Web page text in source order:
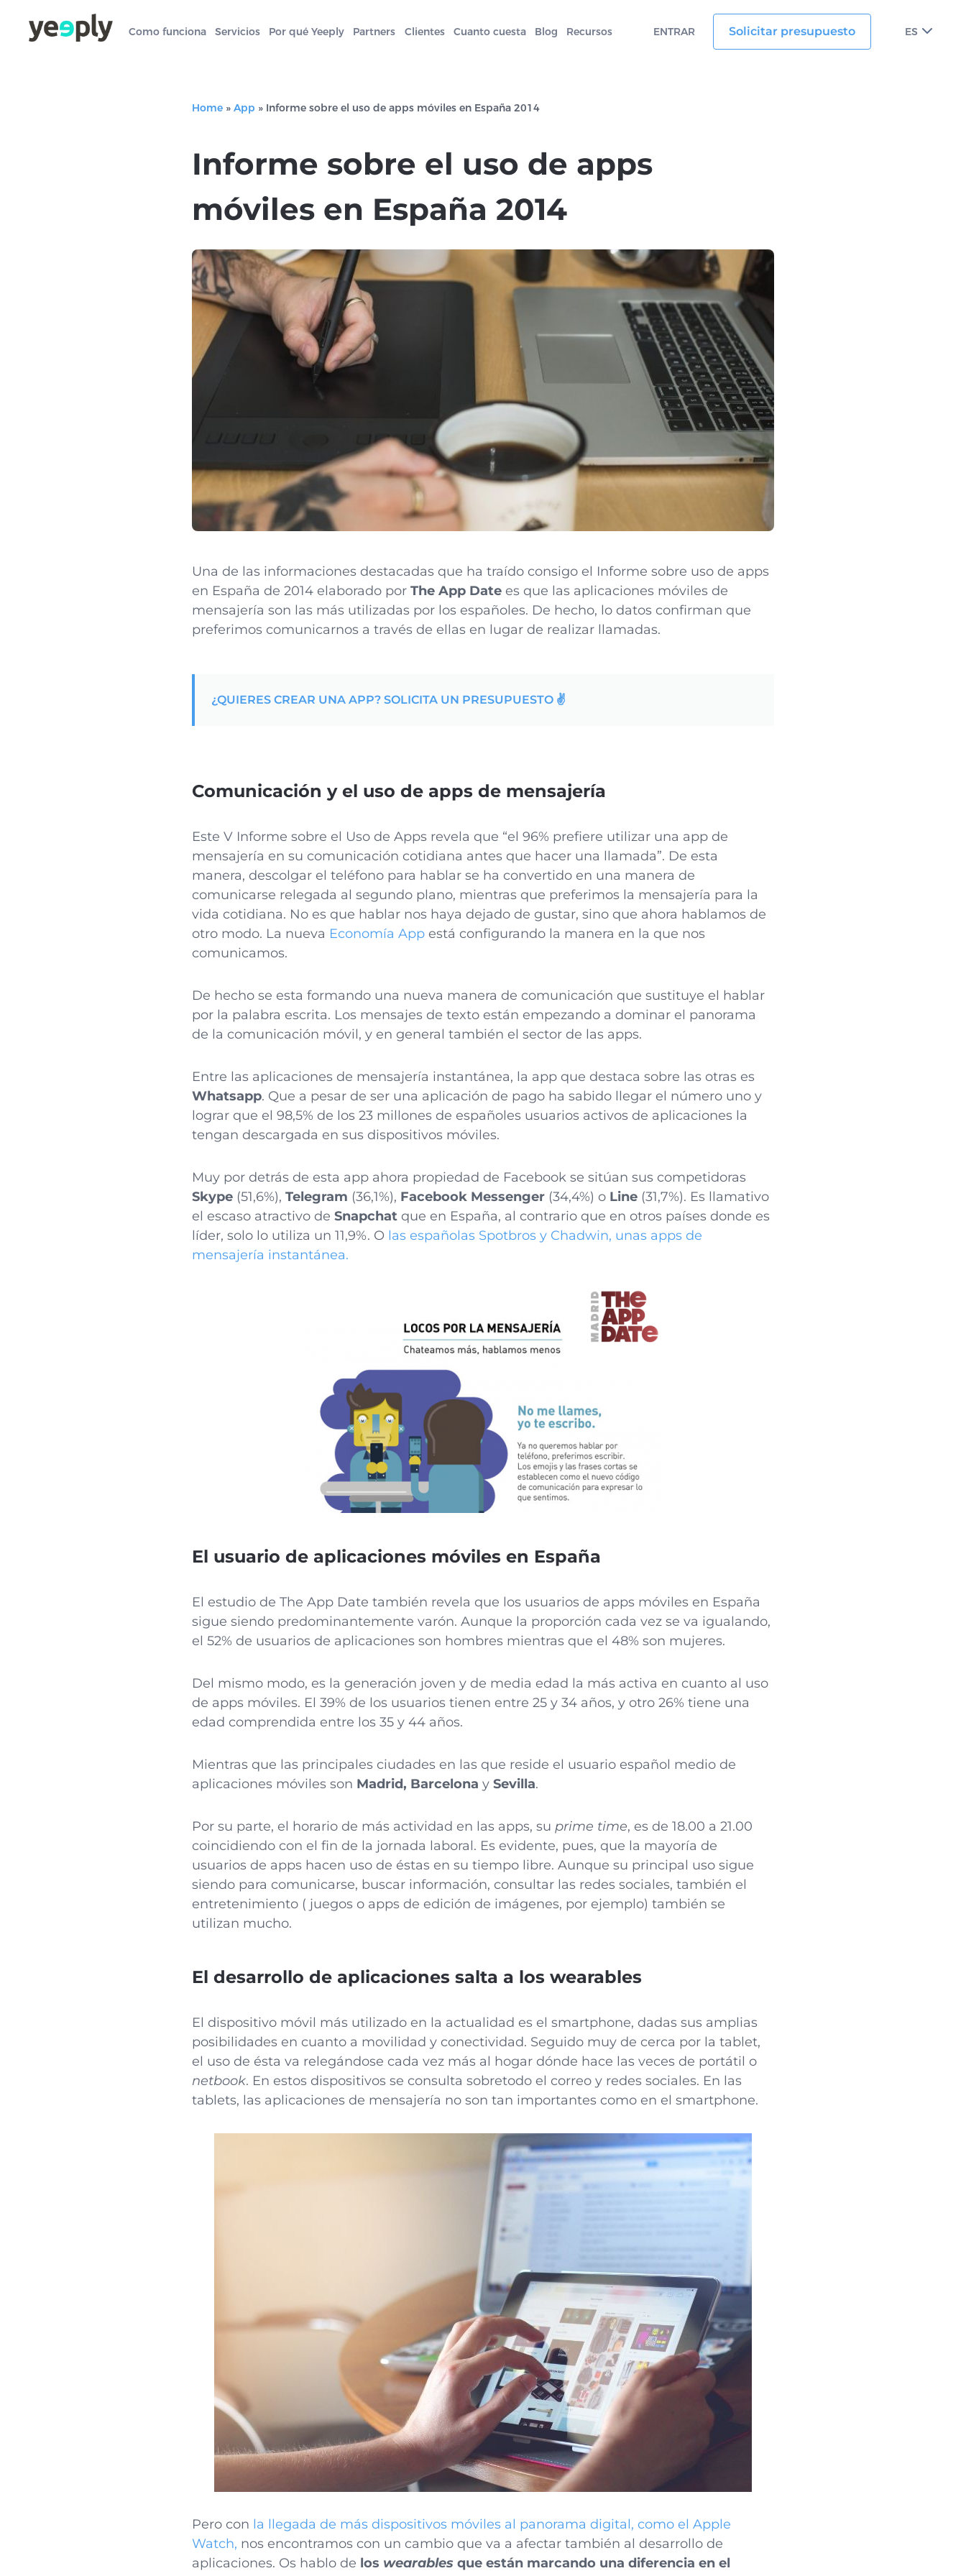
Como funciona Servicios Por qué Yeeply Partners Clientes Cuanto cuesta Blog Recursos ENTRAR Solicitar presupuesto ES
Home » App » Informe sobre el uso de apps móviles en España 2014
Informe sobre el uso de apps
móviles en España 2014
Una de las informaciones destacadas que ha traído consigo el Informe sobre uso de apps
en España de 2014 elaborado por The App Date es que las aplicaciones móviles de
mensajería son las más utilizadas por los españoles. De hecho, lo datos confirman que
preferimos comunicarnos a través de ellas en lugar de realizar llamadas.
¿QUIERES CREAR UNA APP? SOLICITA UN PRESUPUESTO ✌️
Comunicación y el uso de apps de mensajería
Este V Informe sobre el Uso de Apps revela que “el 96% prefiere utilizar una app de
mensajería en su comunicación cotidiana antes que hacer una llamada”. De esta
manera, descolgar el teléfono para hablar se ha convertido en una manera de
comunicarse relegada al segundo plano, mientras que preferimos la mensajería para la
vida cotidiana. No es que hablar nos haya dejado de gustar, sino que ahora hablamos de
otro modo. La nueva Economía App está configurando la manera en la que nos
comunicamos.
De hecho se esta formando una nueva manera de comunicación que sustituye el hablar
por la palabra escrita. Los mensajes de texto están empezando a dominar el panorama
de la comunicación móvil, y en general también el sector de las apps.
Entre las aplicaciones de mensajería instantánea, la app que destaca sobre las otras es
Whatsapp. Que a pesar de ser una aplicación de pago ha sabido llegar el número uno y
lograr que el 98,5% de los 23 millones de españoles usuarios activos de aplicaciones la
tengan descargada en sus dispositivos móviles.
Muy por detrás de esta app ahora propiedad de Facebook se sitúan sus competidoras
Skype (51,6%), Telegram (36,1%), Facebook Messenger (34,4%) o Line (31,7%). Es llamativo
el escaso atractivo de Snapchat que en España, al contrario que en otros países donde es
líder, solo lo utiliza un 11,9%. O las españolas Spotbros y Chadwin, unas apps de
mensajería instantánea.
El usuario de aplicaciones móviles en España
El estudio de The App Date también revela que los usuarios de apps móviles en España
sigue siendo predominantemente varón. Aunque la proporción cada vez se va igualando,
el 52% de usuarios de aplicaciones son hombres mientras que el 48% son mujeres.
Del mismo modo, es la generación joven y de media edad la más activa en cuanto al uso
de apps móviles. El 39% de los usuarios tienen entre 25 y 34 años, y otro 26% tiene una
edad comprendida entre los 35 y 44 años.
Mientras que las principales ciudades en las que reside el usuario español medio de
aplicaciones móviles son Madrid, Barcelona y Sevilla.
Por su parte, el horario de más actividad en las apps, su prime time, es de 18.00 a 21.00
coincidiendo con el fin de la jornada laboral. Es evidente, pues, que la mayoría de
usuarios de apps hacen uso de éstas en su tiempo libre. Aunque su principal uso sigue
siendo para comunicarse, buscar información, consultar las redes sociales, también el
entretenimiento ( juegos o apps de edición de imágenes, por ejemplo) también se
utilizan mucho.
El desarrollo de aplicaciones salta a los wearables
El dispositivo móvil más utilizado en la actualidad es el smartphone, dadas sus amplias
posibilidades en cuanto a movilidad y conectividad. Seguido muy de cerca por la tablet,
el uso de ésta va relegándose cada vez más al hogar dónde hace las veces de portátil o
netbook. En estos dispositivos se consulta sobretodo el correo y redes sociales. En las
tablets, las aplicaciones de mensajería no son tan importantes como en el smartphone.
Pero con la llegada de más dispositivos móviles al panorama digital, como el Apple
Watch, nos encontramos con un cambio que va a afectar también al desarrollo de
aplicaciones. Os hablo de los wearables que están marcando una diferencia en el